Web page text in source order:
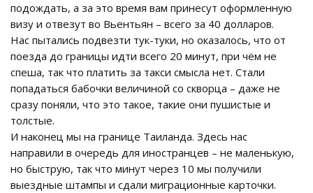
подождать, а за это время вам принесут оформленную
визу и отвезут во Вьентьян – всего за 40 долларов.
Нас пытались подвезти тук-туки, но оказалось, что от
поезда до границы идти всего 20 минут, при чём не
спеша, так что платить за такси смысла нет. Стали
попадаться бабочки величиной со скворца – даже не
сразу поняли, что это такое, такие они пушистые и
толстые.
И наконец мы на границе Таиланда. Здесь нас
направили в очередь для иностранцев – не маленькую,
но быструю, так что минут через 10 мы получили
выездные штампы и сдали миграционные карточки.